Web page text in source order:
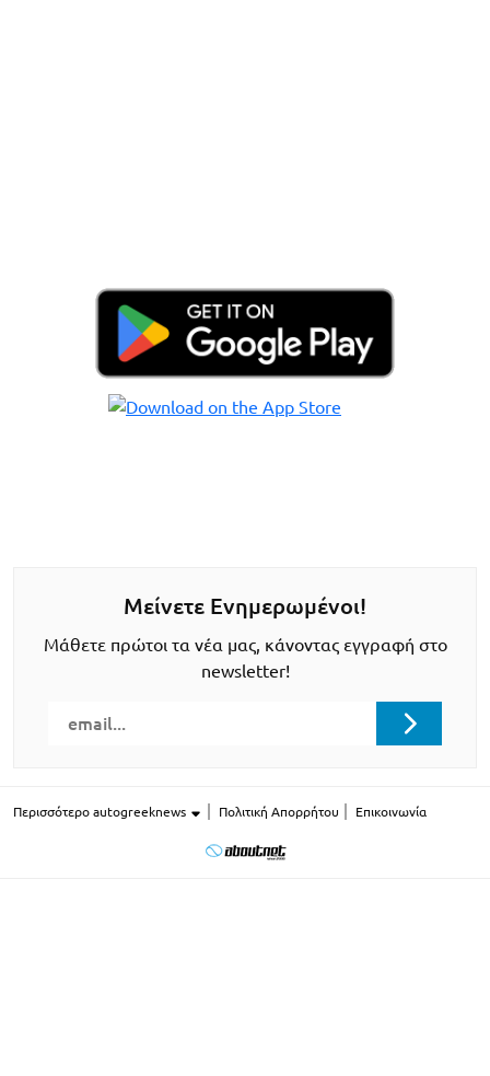
Μείνετε Ενημερωμένοι!
Μάθετε πρώτοι τα νέα μας, κάνοντας εγγραφή στο
newsletter!
Περισσότερο autogreeknews Πολιτική Απορρήτου Επικοινωνία